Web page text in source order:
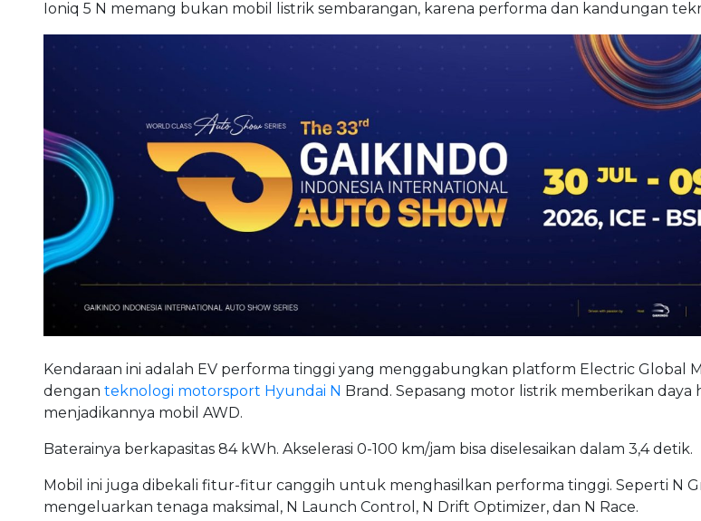
“Hadirnya IONIQ 5 N sebagai high-performance EV pertama Hyundai yang diproduksi di
memenuhi kebutuhan pelanggan yang menginginkan pengalaman berkendara yang tak
berperforma tinggi. Sekaligus membangun komunitas para pencinta N Brand di Indonesia,
Ioniq 5 N memang bukan mobil listrik sembarangan, karena performa dan kandungan